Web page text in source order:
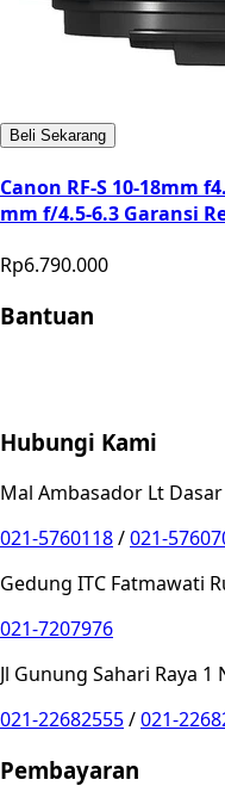
Beli Sekarang
Canon RF-S 10-18mm
mm f/4.5-6.3 Garansi
Rp6.790.000
Bantuan
Hubungi Kami
Mal Ambasador Lt
021-5760118/021-
Gedung ITC Fatmawati
021-7207976
Jl Gunung Sahari Raya 1
021-22682555/021-
Pembayaran